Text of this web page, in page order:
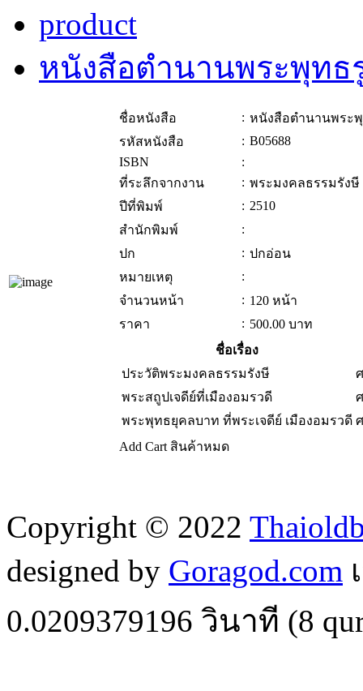
product
หนังสือตำนานพระพุทธ
ชื่อหนังสือ : หนังสือตำนานพระ
รหัสหนังสือ
: B05688
ISBN
:
ที่ระลึกจากงาน
: พระมงคลธรรมรังษี
ปีที่พิมพ์
: 2510
สำนักพิมพ์
:
ปก
: ปกอ่อน
หมายเหตุ
:
จำนวนหน้า
: 120 หน้า
ราคา
: 500.00 บาท
ชื่อเรื่อง
ประวัติพระมงคลธรรมรังษี
พระสถูปเจดีย์ที่เมืองอมรวดี
พระพุทธยุคลบาท ที่พระเจดีย์ เมืองอมรวดี
Add Cart สินค้าหมด
Copyright © 2022
designed by Goragod.com
0.0209379196 วินาที (8